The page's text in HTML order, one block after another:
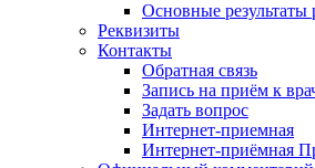
Основные результаты
Реквизиты
Контакты
Обратная связь
Запись на приём к
Задать вопрос
Интернет-приемная
Интернет-приёмная